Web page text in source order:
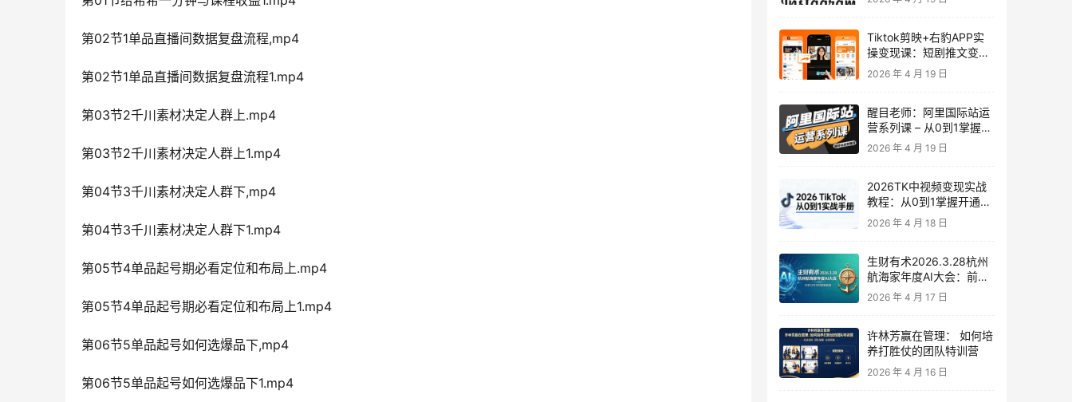
第02节1单品直播间数据复盘流程,mp4
第02节1单品直播间数据复盘流程1.mp4
第03节2千川素材决定人群上.mp4
第03节2千川素材决定人群上1.mp4
第04节3千川素材决定人群下,mp4
第04节3千川素材决定人群下1.mp4
第05节4单品起号期必看定位和布局上.mp4
第05节4单品起号期必看定位和布局上1.mp4
第06节5单品起号如何选爆品下,mp4
第06节5单品起号如何选爆品下1.mp4
Tiktok剪映+右豹APP实
操变现课：短剧推文变现
全教程来了！
2026 年 4 月 19 日
醒目老师：阿里国际站运
营系列课 – 从0到1掌握平
台运营核心技巧
2026 年 4 月 19 日
2026TK中视频变现实战
教程：从0到1掌握开通、
养号、剪辑到变现，新手
副业首选
2026 年 4 月 18 日
生财有术2026.3.28杭州
航海家年度AI大会：前沿
趋势×落地案例×技能图谱
2026 年 4 月 17 日
许林芳赢在管理： 如何培
养打胜仗的团队特训营
2026 年 4 月 16 日